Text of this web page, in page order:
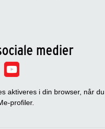
medier
aktiveres i din browser, når
profiler.